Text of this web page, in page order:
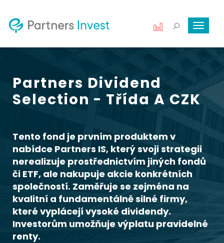
Toggle
Partners Dividend
Selection - Třída A CZK
Tento fond je prvním produktem v
nabídce Partners IS, který svoji strategii
nerealizuje prostřednictvím jiných fondů
či ETF, ale nakupuje akcie konkrétních
společností. Zaměřuje se zejména na
kvalitní a fundamentálně silné firmy,
které vyplácejí vysoké dividendy.
Investorům umožňuje výplatu pravidelné
renty.